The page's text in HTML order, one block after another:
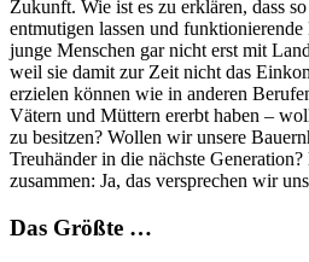
Zukunft. Wie ist es zu erklären, dass
entmutigen lassen und funktionierende
junge Menschen gar nicht erst mit
weil sie damit zur Zeit nicht das
erzielen können wie in anderen
Vätern und Müttern ererbt haben –
zu besitzen? Wollen wir unsere
Treuhänder in die nächste
zusammen: Ja, das versprechen wir
Das Größte …